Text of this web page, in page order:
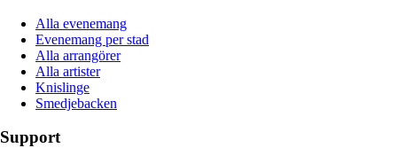
Alla evenemang
Evenemang per stad
Alla arrangörer
Alla artister
Knislinge
Smedjebacken
Support